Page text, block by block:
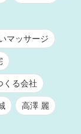
マッサージ
くる会社
高澤 麗